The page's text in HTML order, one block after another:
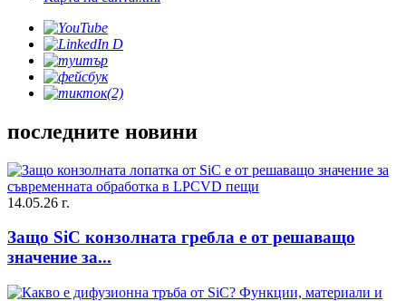
последните новини
14.05.26 г.
Защо SiC конзолната гребла е от решаващо
значение за...